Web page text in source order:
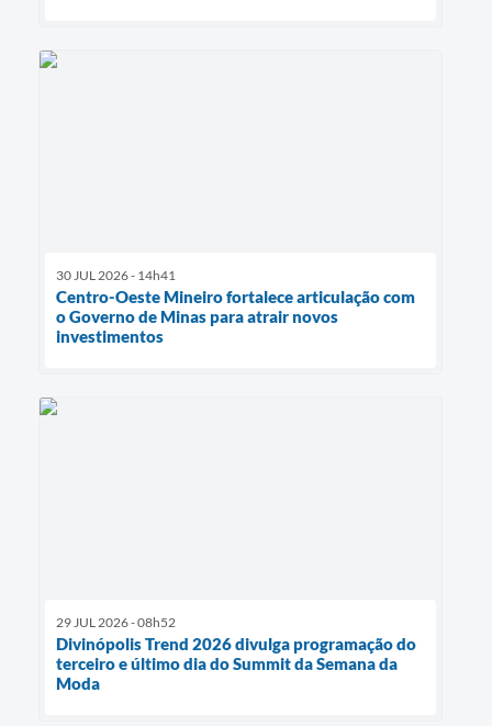
30 JUL 2026 - 14h41
Centro-Oeste Mineiro fortalece articulação com
o Governo de Minas para atrair novos
investimentos
29 JUL 2026 - 08h52
Divinópolis Trend 2026 divulga programação do
terceiro e último dia do Summit da Semana da
Moda